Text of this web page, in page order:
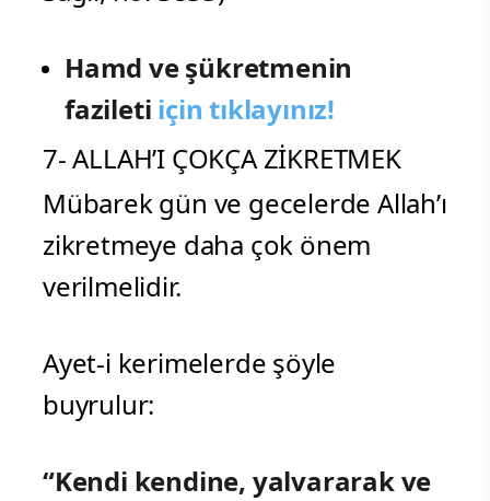
Hamd ve şükretmenin
fazileti için tıklayınız!
7- ALLAH’I ÇOKÇA ZİKRETMEK
Mübarek gün ve gecelerde Allah’ı
zikretmeye daha çok önem
verilmelidir.
Ayet-i kerimelerde şöyle
buyrulur:
“Kendi kendine, yalvararak ve